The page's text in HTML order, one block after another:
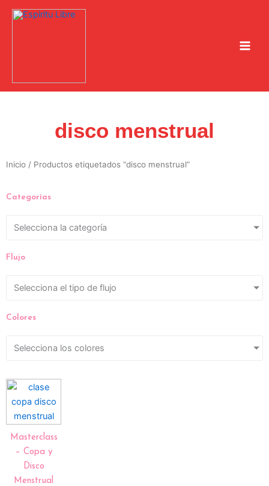
disco menstrual
Inicio / Productos etiquetados “disco menstrual”
Categorías
Selecciona la categoría
Flujo
Selecciona el tipo de flujo
Colores
Selecciona los colores
Masterclass
– Copa y
Disco
Menstrual
Original
price
was:
Current
price
is: